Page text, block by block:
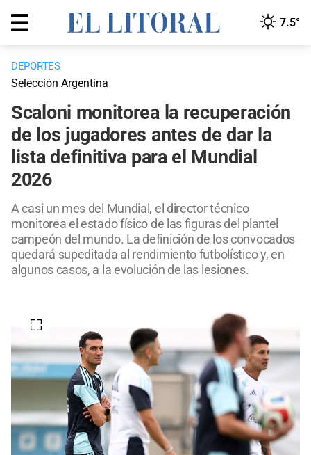
7.5°
DEPORTES
Selección Argentina
Scaloni monitorea la recuperación
de los jugadores antes de dar la
lista definitiva para el Mundial
2026
A casi un mes del Mundial, el director técnico
monitorea el estado físico de las figuras del plantel
campeón del mundo. La definición de los convocados
quedará supeditada al rendimiento futbolístico y, en
algunos casos, a la evolución de las lesiones.